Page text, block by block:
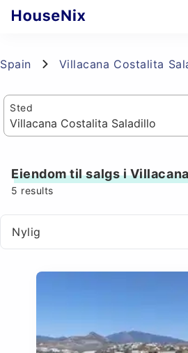
Spain Villacana Costalita
Sted
Eiendom til salgs i
5 results
Nylig